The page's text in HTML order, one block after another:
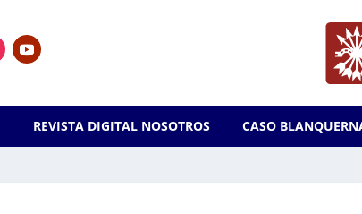
REVISTA DIGITAL NOSOTROS CASO